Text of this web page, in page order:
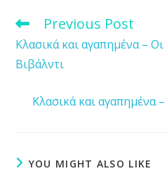
Read
articles
Previous Post
Κλασικά και αγαπημένα –
Βιβάλντι
Κλασικά και αγαπημένα
YOU MIGHT ALSO LIKE